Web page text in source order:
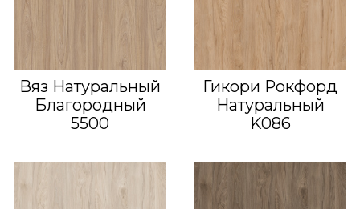
Вяз Натуральный
Благородный
5500
Гикори Рокфорд
Натуральный
K086